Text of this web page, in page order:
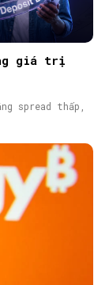
giá trị
spread thấp,